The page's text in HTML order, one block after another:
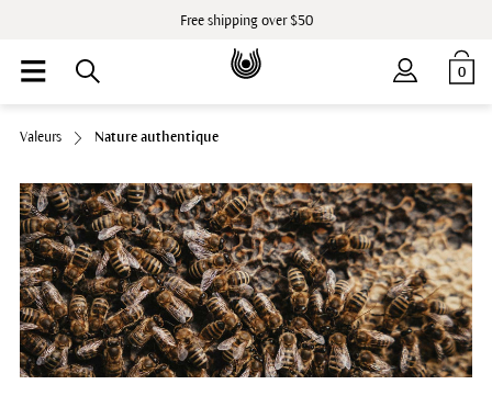
Free shipping over $50
0
Valeurs Nature authentique